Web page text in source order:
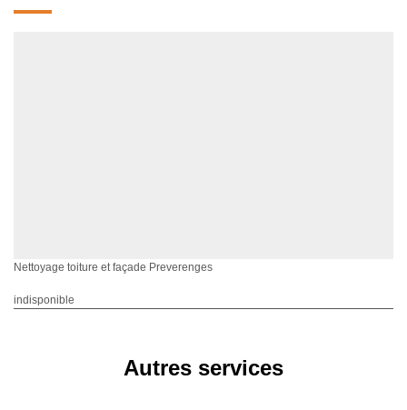
Nettoyage toiture et façade Preverenges
indisponible
Autres services